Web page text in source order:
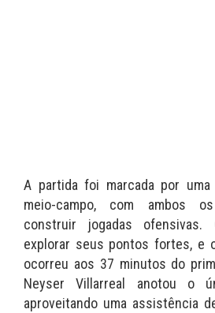
A partida foi marcada por
meio-campo, com ambos
construir jogadas ofensivas.
explorar seus pontos fortes, e
ocorreu aos 37 minutos do
Neyser Villarreal anotou o
aproveitando uma assistência